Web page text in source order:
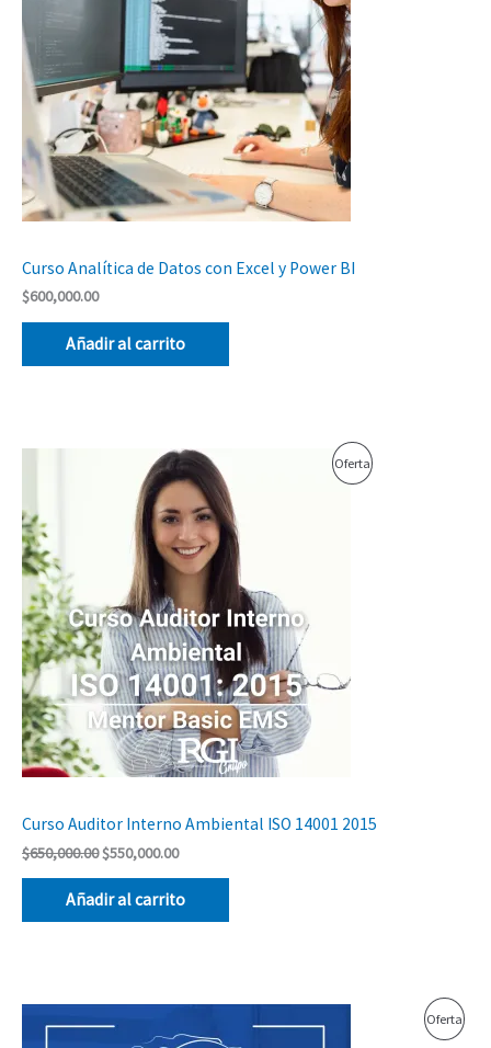
Curso Analítica de Datos con Excel y Power BI
$600,000.00
Añadir al carrito
OfertaProducto
Curso Auditor Interno Ambiental ISO 14001 2015
$650,000.00
precio
original
$650,000.00.
$550,000.00
El
precio
actual
es:
$550,000.00.
Añadir al carrito
Oferta
precio
precio